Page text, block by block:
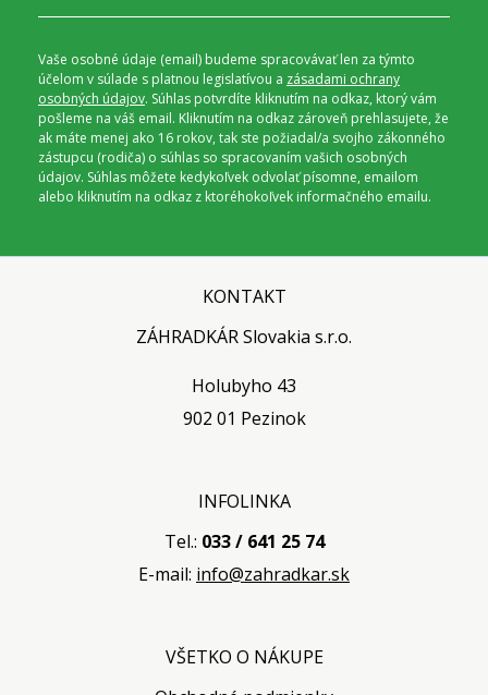
Vaše osobné údaje (email) budeme spracovávať len za týmto
účelom v súlade s platnou legislatívou a zásadami ochrany
osobných údajov. Súhlas potvrdíte kliknutím na odkaz, ktorý vám
pošleme na váš email. Kliknutím na odkaz zároveň prehlasujete, že
ak máte menej ako 16 rokov, tak ste požiadal/a svojho zákonného
zástupcu (rodiča) o súhlas so spracovaním vašich osobných
údajov. Súhlas môžete kedykoľvek odvolať písomne, emailom
alebo kliknutím na odkaz z ktoréhokoľvek informačného emailu.
KONTAKT
ZÁHRADKÁR Slovakia s.r.o.
Holubyho 43
902 01 Pezinok
INFOLINKA
Tel.: 033 / 641 25 74
E-mail: info@zahradkar.sk
VŠETKO O NÁKUPE